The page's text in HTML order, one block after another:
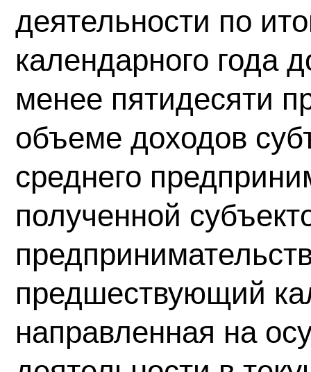
деятельности по
календарного года
менее пятидесяти
объеме доходов
среднего
полученной
предшествующий
направленная на